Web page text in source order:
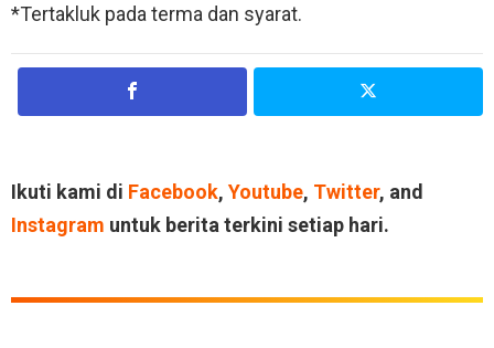
*Tertakluk pada terma dan syarat.
Ikuti kami di Facebook, Youtube, Twitter, and
Instagram untuk berita terkini setiap hari.